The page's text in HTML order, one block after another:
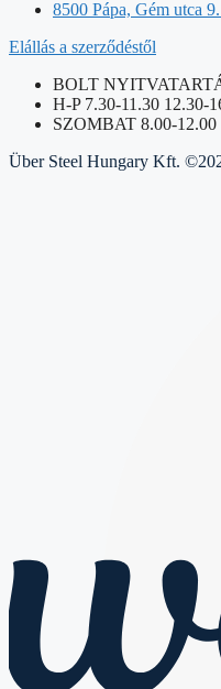
8500 Pápa, Gém utca
Elállás a szerződéstől
BOLT
H-P 7.30-11.30 12.30-
SZOMBAT 8.00-12.00
Über Steel Hungary Kft.